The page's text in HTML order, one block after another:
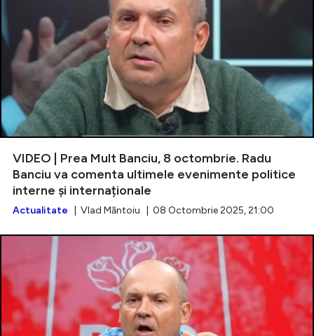
VIDEO | Prea Mult Banciu, 8 octombrie. Radu
Banciu va comenta ultimele evenimente politice
interne și internaționale
Actualitate | Vlad Măntoiu | 08 Octombrie 2025, 21:00